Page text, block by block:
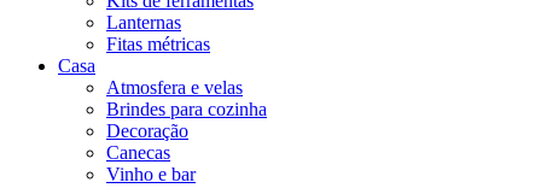
Lanternas
Fitas métricas
Casa
Atmosfera e velas
Brindes para cozinha
Decoração
Canecas
Vinho e bar